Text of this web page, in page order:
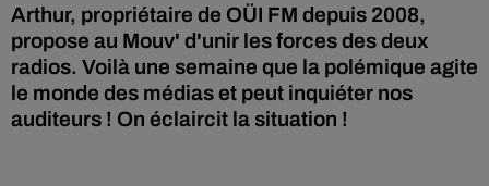
Arthur, propriétaire de OÜI FM depuis 2008,
propose au Mouv' d'unir les forces des deux
radios. Voilà une semaine que la polémique agite
le monde des médias et peut inquiéter nos
auditeurs ! On éclaircit la situation !